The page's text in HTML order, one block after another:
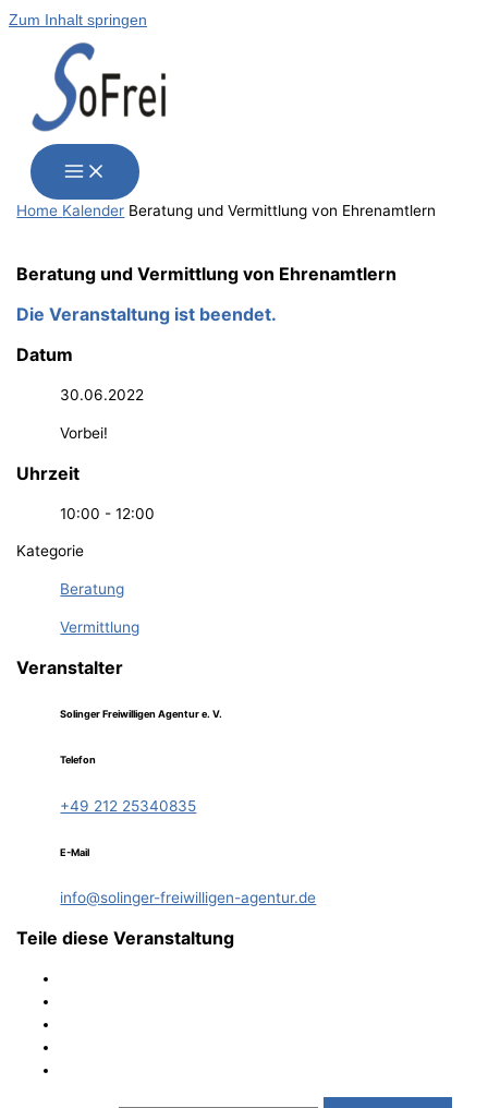
Zum Inhalt springen
Home Kalender Bera­tung und Ver­mitt­lung von Ehrenamtlern
Bera­tung und Ver­mitt­lung von Ehrenamtlern
Die Veranstaltung ist beendet.
Datum
30.06.2022
Vorbei!
Uhrzeit
10:00 - 12:00
Kategorie
Beratung
Vermittlung
Veranstalter
Solinger Freiwilligen Agentur e. V.
Telefon
+49 212 25340835
E-Mail
info@solinger-freiwilligen-agentur.de
Teile diese Veranstaltung